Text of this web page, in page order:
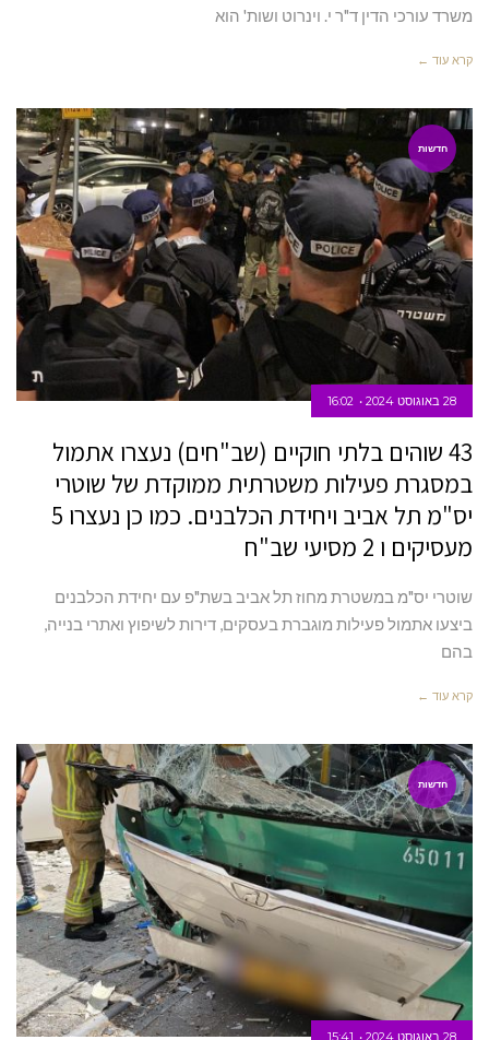
משרד עורכי הדין ד"ר י. וינרוט ושות' הוא
קרא עוד ←
חדשות
28 באוגוסט 2024 16:02
43 שוהים בלתי חוקיים (שב"חים) נעצרו אתמול
במסגרת פעילות משטרתית ממוקדת של שוטרי
יס"מ תל אביב ויחידת הכלבנים. כמו כן נעצרו 5
מעסיקים ו 2 מסיעי שב"ח
שוטרי יס"מ במשטרת מחוז תל אביב בשת"פ עם יחידת הכלבנים
ביצעו אתמול פעילות מוגברת בעסקים, דירות לשיפוץ ואתרי בנייה,
בהם
קרא עוד ←
חדשות
28 באוגוסט 2024 15:41